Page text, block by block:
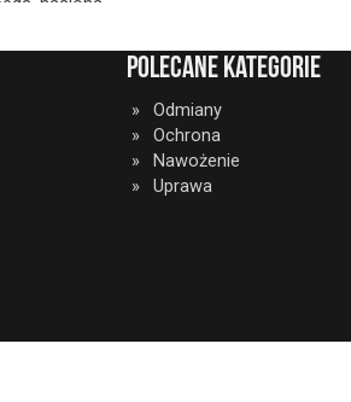
Polecane kategorie
Odmiany
Ochrona
Nawożenie
Uprawa